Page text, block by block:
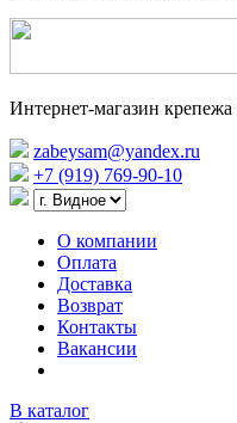
Интернет-магазин крепежа
zabeysam@yandex.ru
+7 (919) 769-90-10
О компании
Оплата
Доставка
Возврат
Контакты
Вакансии
В каталог